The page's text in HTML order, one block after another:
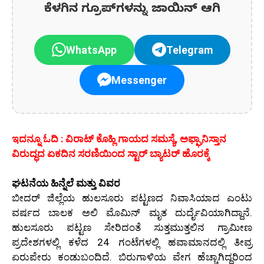
ಕೆಳಗಿನ ಗ್ರೂಪ್‌ಗಳನ್ನು ಜಾಯಿನ್ ಆಗಿ
WhatsApp Telegram
Messenger
ಇದನ್ನೂ ಓದಿ : ವಿರಾಟ್ ಕೊಹ್ಲಿ ಗಾಯದ ಸಮಸ್ಯೆ, ಅಫ್ಘಾನಿಸ್ತಾನ
ವಿರುದ್ಧದ ಏಕದಿನ ಸರಣಿಯಿಂದ ಸ್ಟಾರ್ ಬ್ಯಾಟರ್ ಹೊರಕ್ಕೆ
ಘಟನೆಯ ಹಿನ್ನೆಲೆ ಮತ್ತು ವಿವರ
ಬೀದರ್ ಜಿಲ್ಲೆಯ ಹುಲಸೂರು ಪಟ್ಟಣದ ನಿವಾಸಿಯಾದ ಎಂಟು
ವರ್ಷದ ಬಾಲಕ ಅಲಿ ಮೊಮಿನ್ ಮೃತ ದುರ್ದೈವಿಯಾಗಿದ್ದಾನೆ.
ಹುಲಸೂರು ಪಟ್ಟಣ ಸೇರಿದಂತೆ ಸುತ್ತಮುತ್ತಲಿನ ಗ್ರಾಮೀಣ
ಪ್ರದೇಶಗಳಲ್ಲಿ ಕಳೆದ 24 ಗಂಟೆಗಳಲ್ಲಿ ಹವಾಮಾನದಲ್ಲಿ ತೀವ್ರ
ಏರುಪೇರು ಕಂಡುಬಂದಿದೆ. ಬಿರುಗಾಳಿಯ ವೇಗ ಹೆಚ್ಚಾಗಿದ್ದರಿಂದ